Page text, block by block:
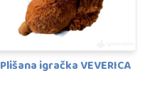
Plišana igračka VEVERICA